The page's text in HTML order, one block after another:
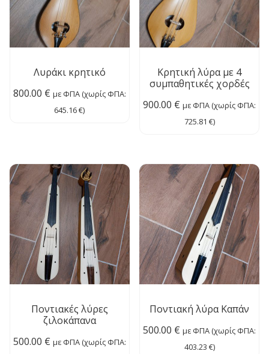
Λυράκι κρητικό
800.00 € με ΦΠΑ (χωρίς ΦΠΑ:
645.16€)
Κρητική λύρα με 4
συμπαθητικές χορδές
900.00 € με ΦΠΑ (χωρίς ΦΠΑ:
725.81 €)
Ποντιακές λύρες
ζιλοκάπανα
500.00 € με ΦΠΑ (χωρίς ΦΠΑ:
Ποντιακή λύρα Καπάν
500.00 € με ΦΠΑ (χωρίς ΦΠΑ:
403.23 €)